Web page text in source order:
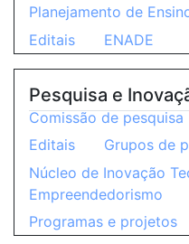
Planejamento de
Editais
ENADE
Pesquisa e
Comissão de pesquisa
Editais
Grupos de
Núcleo de Inovação
Empreendedorismo
Programas e projetos